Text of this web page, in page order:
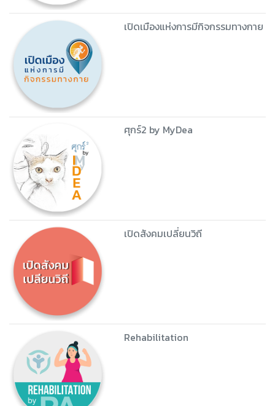
เปิดเมืองแห่งการมีกิจกรรมทางกาย
ศุกร์2 by MyDea
เปิดสังคมเปลี่ยนวิถี
Rehabilitation